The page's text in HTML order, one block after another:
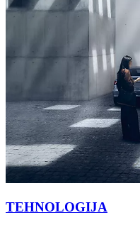
TEHNOLOGIJA